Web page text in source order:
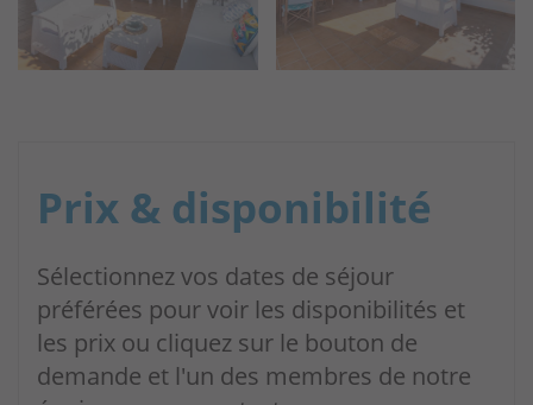
Prix & disponibilité
Sélectionnez vos dates de séjour
préférées pour voir les disponibilités et
les prix ou cliquez sur le bouton de
demande et l'un des membres de notre